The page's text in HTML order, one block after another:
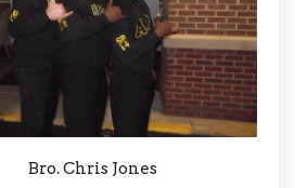
Bro. Chris Jones